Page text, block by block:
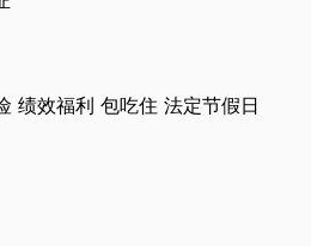
绩效福利 包吃住 法定节假日